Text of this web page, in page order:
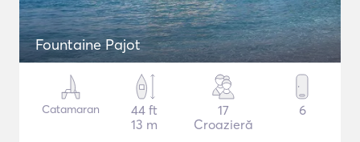
Fountaine Pajot
Catamaran
44 ft
13 m
17
Croazieră
6